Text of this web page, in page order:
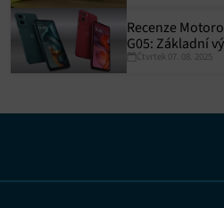
Recenze
G05: Základní
skvělá výdrž
Čtvrtek 07. 08. 2025